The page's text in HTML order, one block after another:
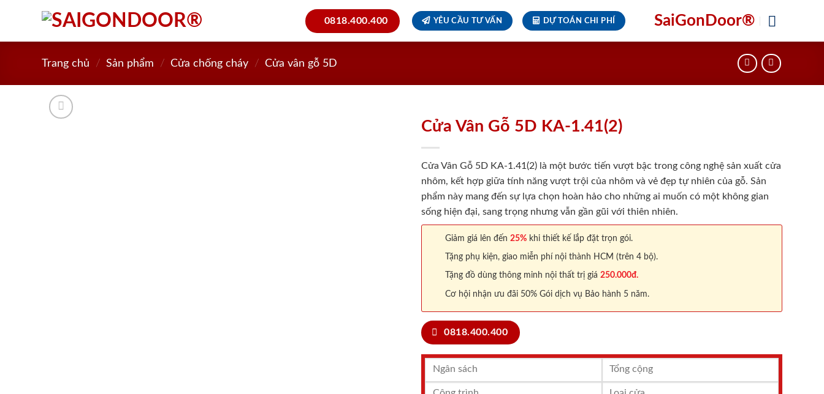
0818.400.400 YÊU CẦU TƯ VẤN DỰ TOÁN CHI PHÍ SaiGonDoor®
Trang chủ / Sản phẩm / Cửa chống cháy / Cửa vân gỗ 5D
Cửa Vân Gỗ 5D KA-1.41(2)
Cửa Vân Gỗ 5D KA-1.41(2) là một bước tiến vượt bậc trong công nghệ sản xuất cửa
nhôm, kết hợp giữa tính năng vượt trội của nhôm và vẻ đẹp tự nhiên của gỗ. Sản
phẩm này mang đến sự lựa chọn hoàn hảo cho những ai muốn có một không gian
sống hiện đại, sang trọng nhưng vẫn gần gũi với thiên nhiên.
Giảm giá lên đến 25% khi thiết kế lắp đặt trọn gói.
Tặng phụ kiện, giao miễn phí nội thành HCM (trên 4 bộ).
Tặng đồ dùng thông minh nội thất trị giá 250.000đ.
Cơ hội nhận ưu đãi 50% Gói dịch vụ Bảo hành 5 năm.
0818.400.400